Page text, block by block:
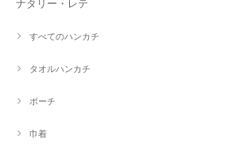
ナタリー・レテ
すべてのハンカチ
タオルハンカチ
ポーチ
巾着